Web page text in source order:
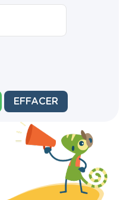
EFFACER